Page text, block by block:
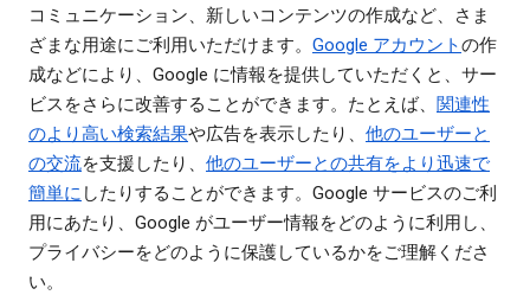
コミュニケーション、新しいコンテンツの作成など、さま
ざまな用途にご利用いただけます。 Google アカウントの作
成などにより、Google に情報を提供していただくと、サー
ビスをさらに改善することができます。たとえば、 関連性
のより高い検索結果や広告を表示したり、 他のユーザーと
の交流を支援したり、 他のユーザーとの共有をより迅速で
簡単に したりすることができます。Google サービスのご利
用にあたり、Google がユーザー情報をどのように利用し、
プライバシーをどのように保護しているかをご理解くださ
い。